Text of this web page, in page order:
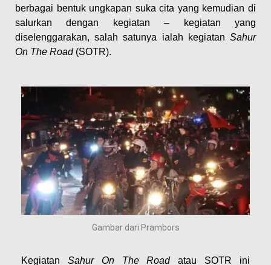
berbagai bentuk ungkapan suka cita yang kemudian di
salurkan dengan kegiatan – kegiatan yang
diselenggarakan, salah satunya ialah kegiatan Sahur
On The Road (SOTR).
Gambar dari Prambors
Kegiatan Sahur On The Roadatau SOTR ini